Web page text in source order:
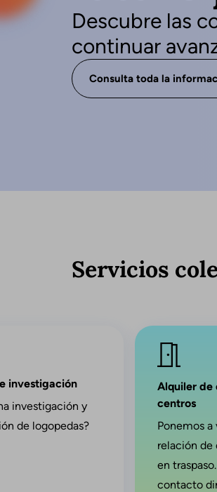
Descubre las
continuar
Consulta toda la
Servicios
investigación
investigación y
de logopedas?
Imagen
Alquiler de
centros
Ponemos
relación de
en
contacto